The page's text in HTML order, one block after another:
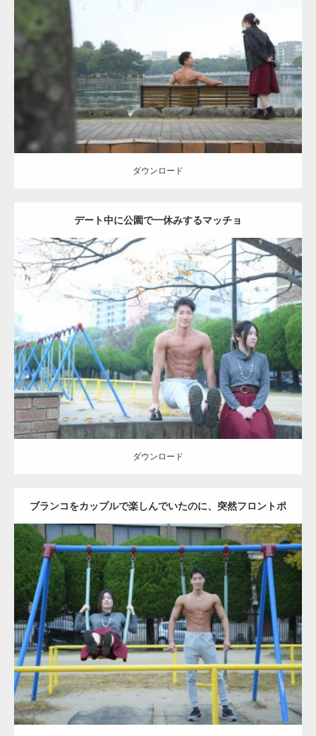
公園のマッチョ AKIHITO(細マッチョ) 背中
ダウンロード
ダウンロード
デート中に公園で一休みするマッチョ
Update:2021.07.6
Category:公園のマッチョ その他 AKIHITO(細マッチョ) 腹筋
ダウンロード
ダウンロード
ブランコをカップルで楽しんでいたのに、突然フロントポ
ーズをするマッチョ
Update: 2021.07.6
Category:公園のマッチョ その他 AKIHITO(細マッチョ) 腹筋 大胸筋
ダウンロード